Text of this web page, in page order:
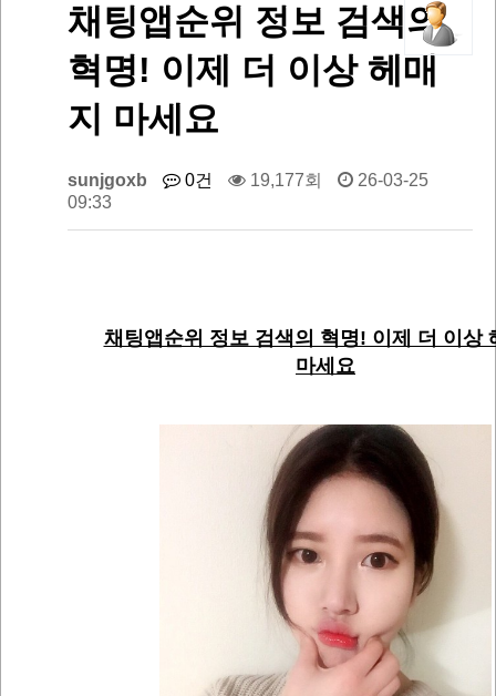
채팅앱순위 정보 검색의
혁명! 이제 더 이상 헤매
지 마세요
sunjgoxb 0건 19,177회
26-03-25
09:33
채팅앱순위 정보 검색의 혁명! 이제 더 이상
마세요